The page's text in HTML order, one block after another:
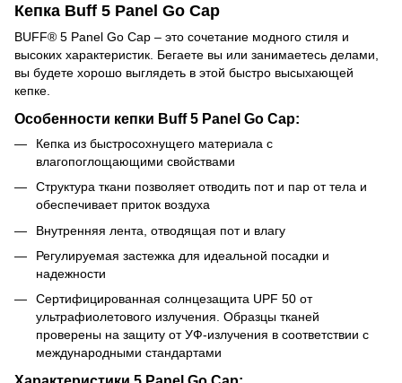
Кепка Buff 5 Panel Go Cap
BUFF® 5 Panel Go Cap – это сочетание модного стиля и
высоких характеристик. Бегаете вы или занимаетесь делами,
вы будете хорошо выглядеть в этой быстро высыхающей
кепке.
Особенности кепки Buff 5 Panel Go Cap:
Кепка из быстросохнущего материала с
влагопоглощающими свойствами
Структура ткани позволяет отводить пот и пар от тела и
обеспечивает приток воздуха
Внутренняя лента, отводящая пот и влагу
Регулируемая застежка для идеальной посадки и
надежности
Сертифицированная солнцезащита UPF 50 от
ультрафиолетового излучения. Образцы тканей
проверены на защиту от УФ-излучения в соответствии с
международными стандартами